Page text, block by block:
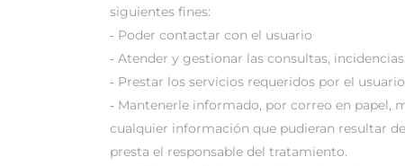
siguientes fines:
‐ Poder contactar con el usuario
‐ Atender y gestionar las consultas,
‐ Prestar los servicios requeridos por el usuario
‐ Mantenerle informado, por correo en papel,
cualquier información que pudieran resultar
presta el responsable del tratamiento.